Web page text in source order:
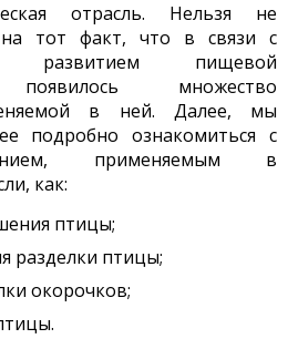
отрасль. Нельзя не
тот факт, что в связи с
развитием пищевой
появилось множество
в ней. Далее, мы
подробно ознакомиться с
применяемым в
как:
птицы;
разделки птицы;
окорочков;